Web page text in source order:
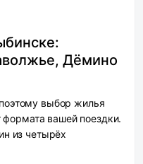
Дёмино
выбор жилья
формата вашей поездки.
из четырёх